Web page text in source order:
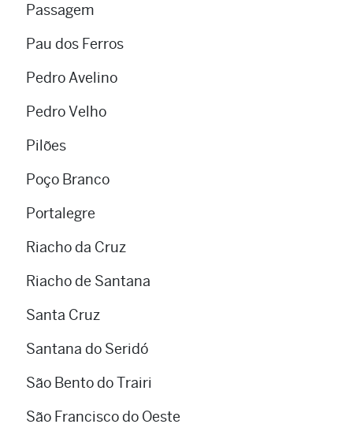
Passagem
Pau dos Ferros
Pedro Avelino
Pedro Velho
Pilões
Poço Branco
Portalegre
Riacho da Cruz
Riacho de Santana
Santa Cruz
Santana do Seridó
São Bento do Trairi
São Francisco do Oeste